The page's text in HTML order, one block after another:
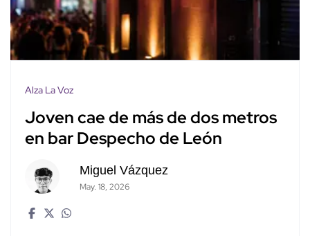
Alza La Voz
Joven cae de más de dos metros
en bar Despecho de León
Miguel Vázquez
May. 18, 2026